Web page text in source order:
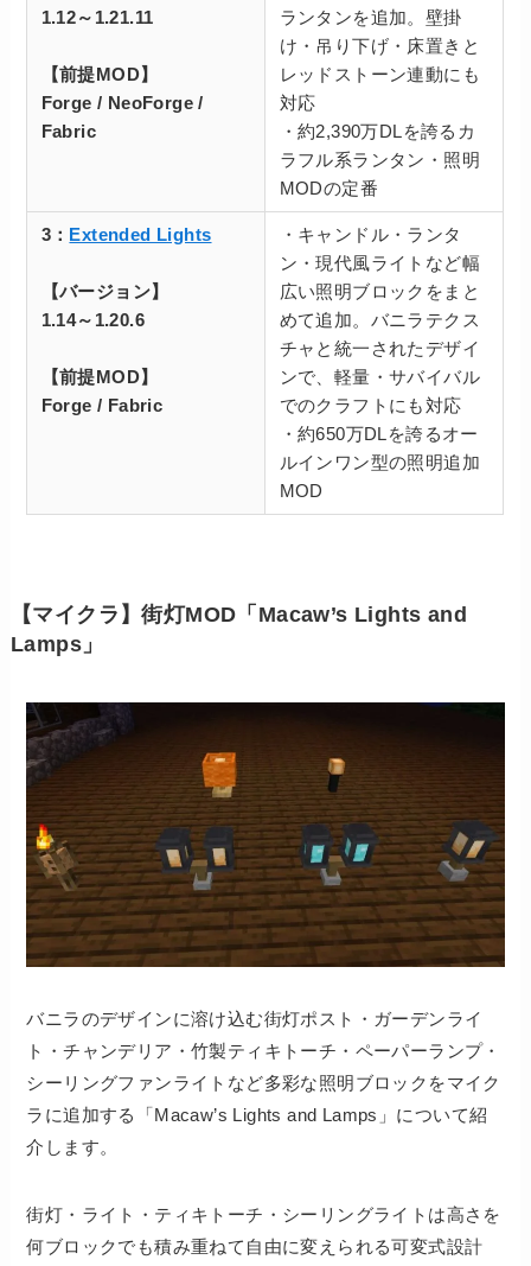
1.12～1.21.11
【前提MOD】
Forge / NeoForge /
Fabric
ランタンを追加。壁掛
け・吊り下げ・床置きと
レッドストーン連動にも
対応
・約2,390万DLを誇るカ
ラフル系ランタン・照明
MODの定番
3： Extended Lights
【バージョン】
1.14～1.20.6
【前提MOD】
Forge / Fabric
・キャンドル・ランタ
ン・現代風ライトなど幅
広い照明ブロックをまと
めて追加。バニラテクス
チャと統一されたデザイ
ンで、軽量・サバイバル
でのクラフトにも対応
・約650万DLを誇るオー
ルインワン型の照明追加
MOD
【マイクラ】街灯MOD「Macaw’s Lights and
Lamps」
バニラのデザインに溶け込む街灯ポスト・ガーデンライ
ト・チャンデリア・竹製ティキトーチ・ペーパーランプ・
シーリングファンライトなど多彩な照明ブロックをマイク
ラに追加する「Macaw’s Lights and Lamps」について紹
介します。
街灯・ライト・ティキトーチ・シーリングライトは高さを
何ブロックでも積み重ねて自由に変えられる可変式設計